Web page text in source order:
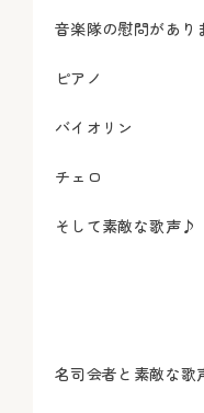
音楽隊の慰問があり
ピアノ
バイオリン
チェロ
そして素敵な歌声♪
名司会者と素敵な歌